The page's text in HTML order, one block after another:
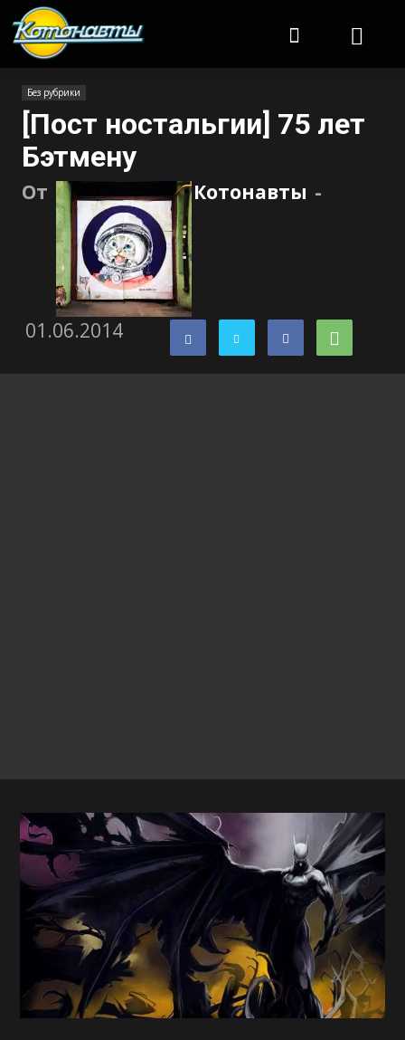
Без рубрики
[Пост ностальгии] 75 лет
Бэтмену
От Котонавты -
01.06.2014